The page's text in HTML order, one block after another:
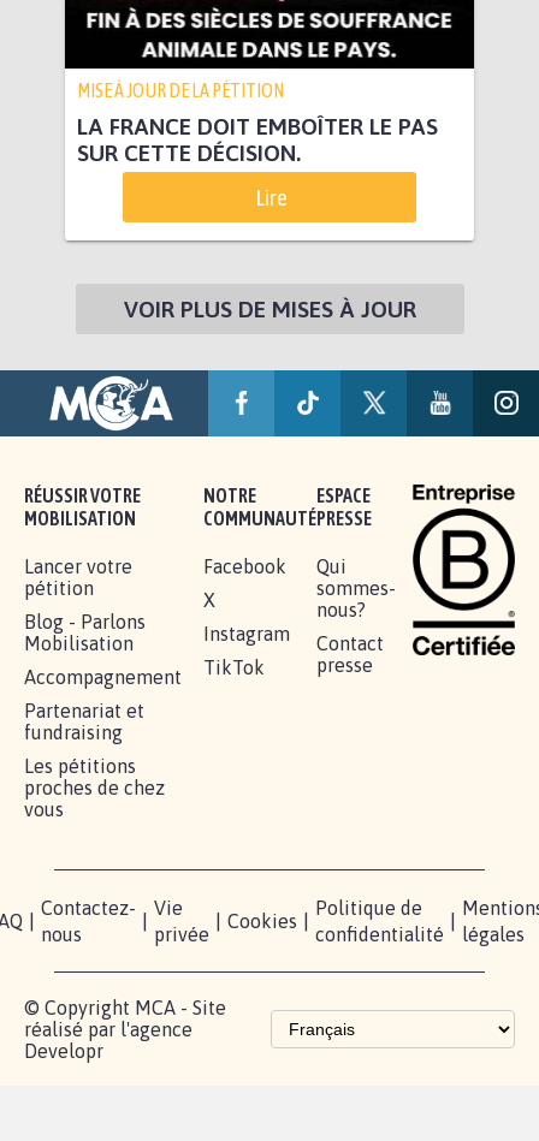
MISE À JOUR DE LA PÉTITION
LA FRANCE DOIT EMBOÎTER LE PAS
SUR CETTE DÉCISION.
Lire
VOIR PLUS DE MISES À JOUR
RÉUSSIR VOTRE
MOBILISATION
Lancer votre
pétition
Blog - Parlons
Mobilisation
Accompagnement
Partenariat et
fundraising
Les pétitions
proches de chez
vous
NOTRE
COMMUNAUTÉ
Facebook
X
Instagram
TikTok
ESPACE
PRESSE
Qui
sommes-
nous?
Contact
presse
Contactez-
nous
Vie
privée
Cookies
Politique de
confidentialité
légales
© Copyright MCA - Site
réalisé par l'agence
Developr